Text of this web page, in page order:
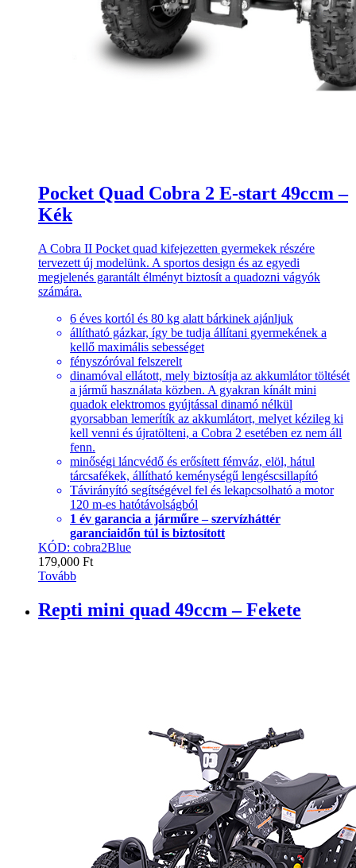
Pocket Quad Cobra 2 E-start 49ccm –
Kék
A Cobra II Pocket quad kifejezetten gyermekek részére
tervezett új modelünk. A sportos design és az egyedi
megjelenés garantált élményt biztosít a quadozni vágyók
számára.
6 éves kortól és 80 kg alatt bárkinek ajánljuk
állítható gázkar, így be tudja állítani gyermekének a
kellő maximális sebességet
fényszóróval felszerelt
dinamóval ellátott, mely biztosítja az akkumlátor töltését
a jármű használata közben. A gyakran kínált mini
quadok elektromos gyújtással dinamó nélkül
gyorsabban lemerítík az akkumlátort, melyet kézileg ki
kell venni és újratölteni, a Cobra 2 esetében ez nem áll
fenn.
minőségi láncvédő és erősített fémváz, elöl, hátul
tárcsafékek, állítható keménységű lengéscsillapító
Távirányító segítségével fel és lekapcsolható a motor
120 m-es hatótávolságból
1 év garancia a járműre – szervízháttér
garanciaidőn túl is biztosított
KÓD: cobra2Blue
179,000 Ft
Tovább
Repti mini quad 49ccm – Fekete